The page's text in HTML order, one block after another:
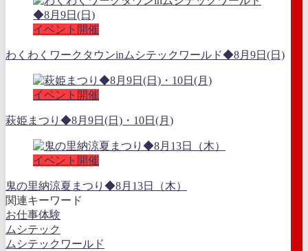
イベント開催
わくわくワークタウンinムシテックワールド◆8月9日(日)
イベント開催
萩姫まつり◆8月9日(日)・10日(月)
イベント開催
鬼の里納涼夏まつり◆8月13日（木）
関連キーワード
お仕事体験
ムシテック
ムシテックワールド